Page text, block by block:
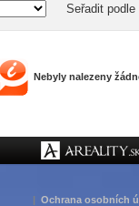
Seřadit podle
Nebyly nalezeny
|Ochrana osobních